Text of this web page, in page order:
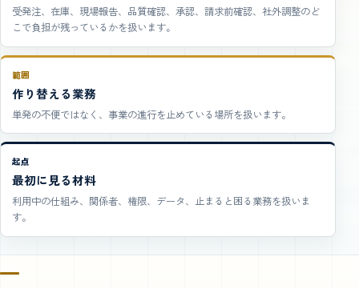
受発注、在庫、現場報告、品質確認、承認、請求前確認、社外調整のど
こで負担が残っているかを扱います。
範囲
作り替える業務
単発の不便ではなく、事業の進行を止めている場所を扱います。
起点
最初に見る材料
利用中の仕組み、関係者、権限、データ、止まると困る業務を扱いま
す。